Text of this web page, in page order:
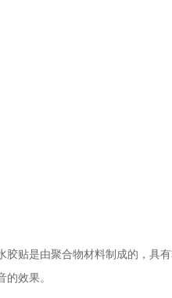
胶贴是由聚合物材料制成的，具
效果。